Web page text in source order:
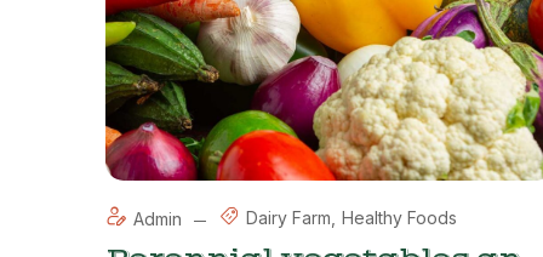
Admin Dairy Farm Healthy Foods